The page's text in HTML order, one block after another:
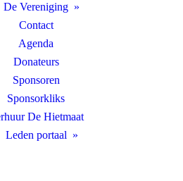
De Vereniging
Contact
Agenda
Donateurs
Sponsoren
Sponsorkliks
De Hietmaat
Leden portaal